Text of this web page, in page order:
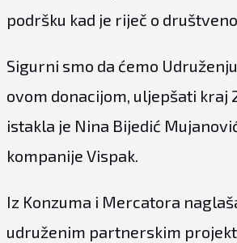
podršku kad je riječ o
Sigurni smo da ćemo Udruženju
ovom donacijom, uljepšati kraj
istakla je Nina Bijedić
kompanije Vispak.
Iz Konzuma i Mercatora
udruženim partnerskim